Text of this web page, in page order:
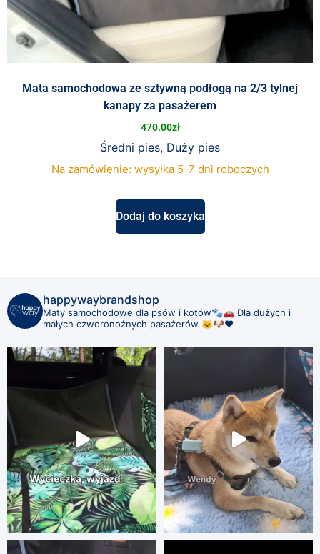
Mata samochodowa ze sztywną podłogą na 2/3 tylnej
kanapy za pasażerem
470.00zł
Średni pies, Duży pies
Na zamówienie: wysyłka 5-7 dni roboczych
Dodaj do koszyka
happywaybrandshop
Maty samochodowe dla psów i kotów🐾🚗 Dla dużych i
małych czworonożnych pasażerów 🐱🐶❤️